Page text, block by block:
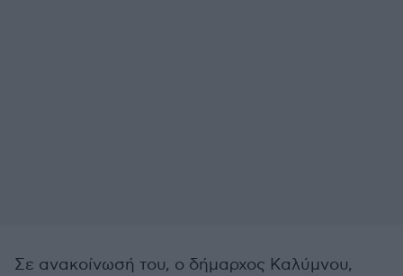
Σε ανακοίνωσή του, ο δήμαρχος Καλύμνου,